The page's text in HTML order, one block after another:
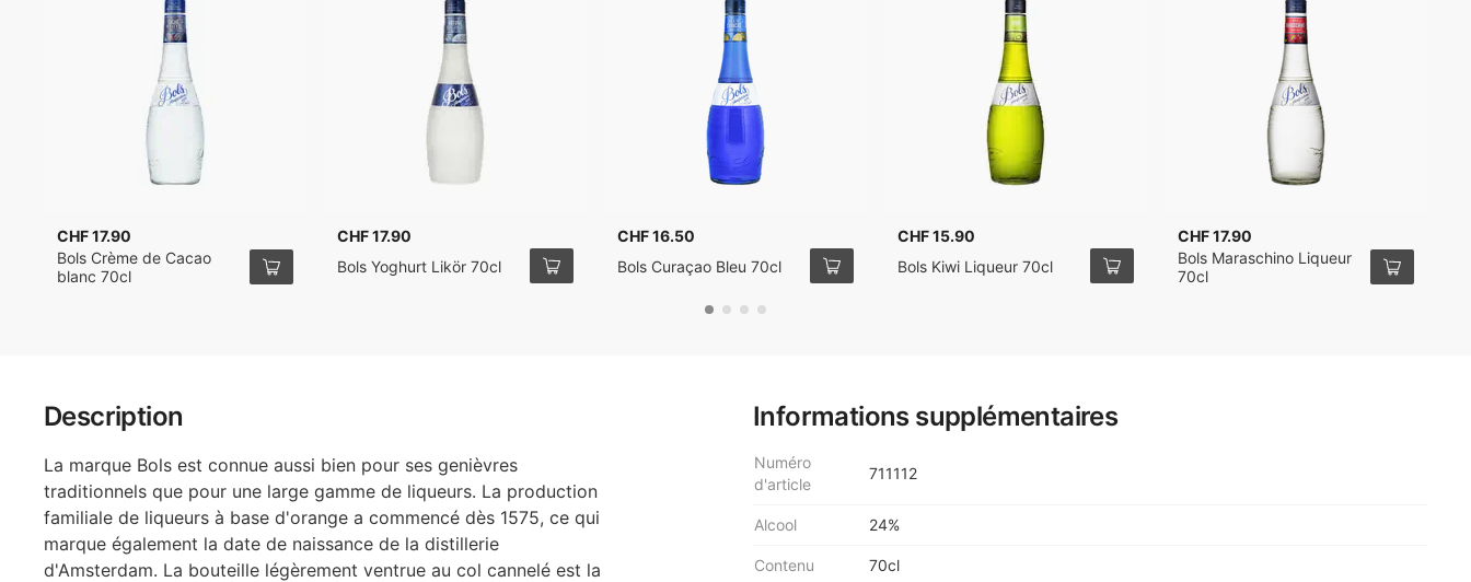
Description
La marque Bols est connue aussi bien pour ses genièvres
traditionnels que pour une large gamme de liqueurs. La production
familiale de liqueurs à base d'orange a commencé dès 1575, ce qui
marque également la date de naissance de la distillerie
d'Amsterdam. La bouteille légèrement ventrue au col cannelé est la
Informations supplémentaires
Numéro
d'article
711112
Alcool 24%
Contenu 70cl
CHF 17.90
Bols Crème de Cacao
blanc 70cl
CHF 17.90
Bols Yoghurt Likör 70cl
CHF 16.50
Bols Curaçao Bleu 70cl
CHF 15.90
Bols Kiwi Liqueur 70cl
CHF 17.90
Bols Maraschino Liqueur
70cl